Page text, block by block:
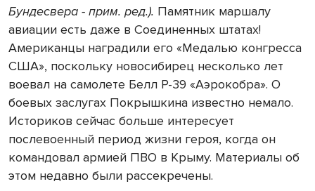
Бундесвера - прим. ред.). Памятник маршалу
авиации есть даже в Соединенных штатах!
Американцы наградили его «Медалью конгресса
США», поскольку новосибирец несколько лет
воевал на самолете Белл Р-39 «Аэрокобра». О
боевых заслугах Покрышкина известно немало.
Историков сейчас больше интересует
послевоенный период жизни героя, когда он
командовал армией ПВО в Крыму. Материалы об
этом недавно были рассекречены.